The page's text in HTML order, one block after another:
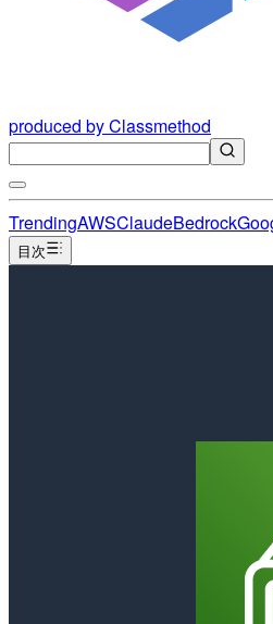
produced by Classmethod
TrendingAWSClaudeBedrock
目次